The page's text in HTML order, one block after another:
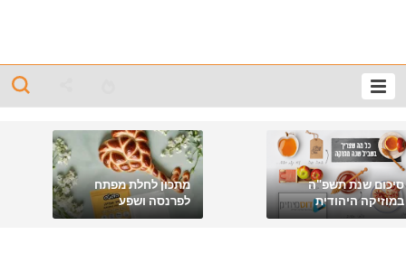
סיכום שנת תשפ"ה
במוזיקה היהודית
מתכון לחלת מפתח
לפרנסה ושפע